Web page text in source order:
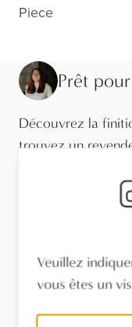
Piece
Prêt
Découvrez la
trouvez un
Veuillez
vous êtes un